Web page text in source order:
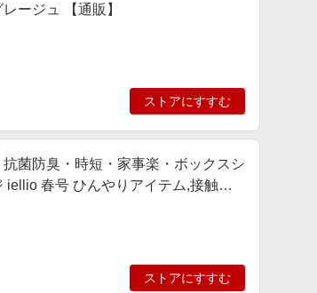
ージュ 【通販】
ストアにすすむ
菌防臭・時短・家事楽・ボックスシ
春号 ひんやりアイテム,接触冷
ストアにすすむ